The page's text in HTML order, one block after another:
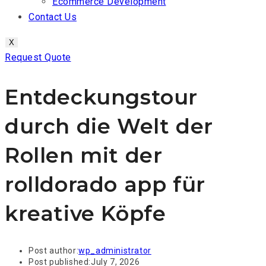
Contact Us
X
Request Quote
Entdeckungstour
durch die Welt der
Rollen mit der
rolldorado app für
kreative Köpfe
Post author:wp_administrator
Post published:July 7, 2026